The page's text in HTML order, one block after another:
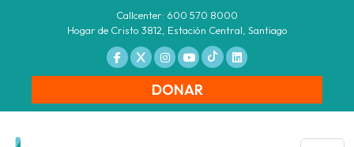
Callcenter: 600 570 8000
Hogar de Cristo 3812, Estación Central, Santiago
DONAR